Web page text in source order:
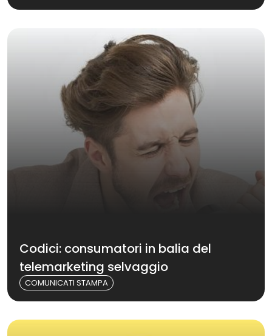
Codici: consumatori in balia del
telemarketing selvaggio
COMUNICATI STAMPA